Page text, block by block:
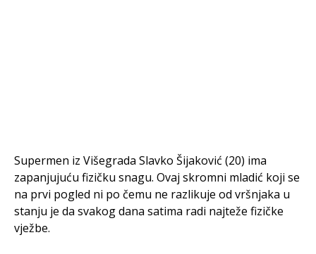
Supermen iz Višegrada Slavko Šijaković (20) ima
zapanjujuću fizičku snagu. Ovaj skromni mladić koji se
na prvi pogled ni po čemu ne razlikuje od vršnjaka u
stanju je da svakog dana satima radi najteže fizičke
vježbe.